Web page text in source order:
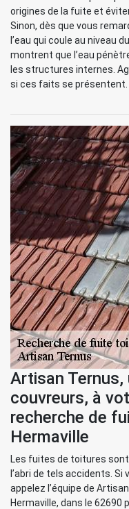
origines de la fuite et
Sinon, dès que vous
l’eau qui coule au niveau
montrent que l’eau
les structures internes.
si ces faits se présentent.
Artisan Ternus,
couvreurs, à
recherche de
Hermaville
Les fuites de toitures
l’abri de tels accidents.
appelez l’équipe de
Hermaville, dans le 62690